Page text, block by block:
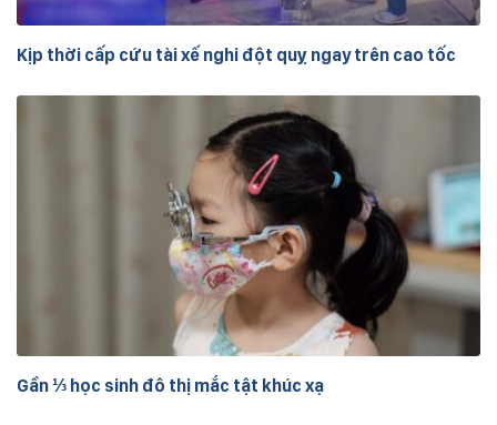
Kịp thời cấp cứu tài xế nghi đột quỵ ngay trên cao tốc
Gần ⅓ học sinh đô thị mắc tật khúc xạ